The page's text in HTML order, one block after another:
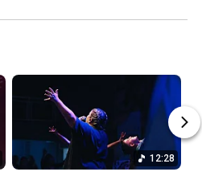
12:28